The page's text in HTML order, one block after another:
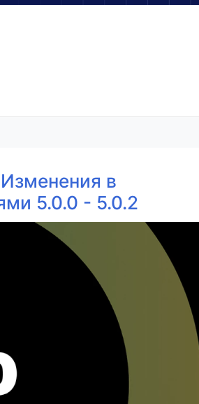
Изменения в
5.0.0 - 5.0.2